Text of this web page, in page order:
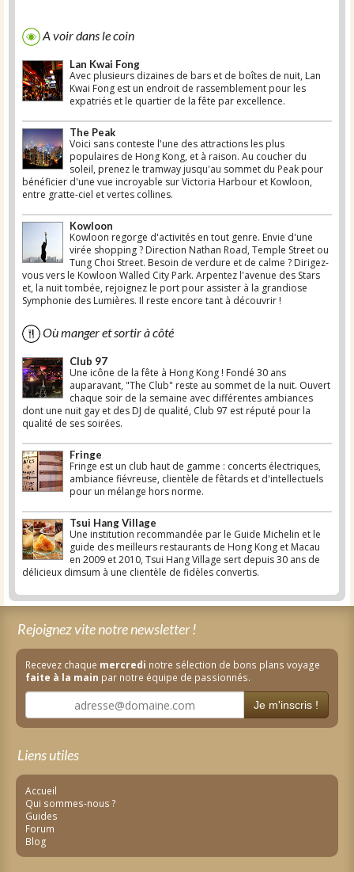
A voir dans le coin
Lan Kwai Fong
Avec plusieurs dizaines de bars et de boîtes de nuit, Lan
Kwai Fong est un endroit de rassemblement pour les
expatriés et le quartier de la fête par excellence.
The Peak
Voici sans conteste l'une des attractions les plus
populaires de Hong Kong, et à raison. Au coucher du
soleil, prenez le tramway jusqu'au sommet du Peak pour
bénéficier d'une vue incroyable sur Victoria Harbour et Kowloon,
entre gratte-ciel et vertes collines.
Kowloon
Kowloon regorge d'activités en tout genre. Envie d'une
virée shopping ? Direction Nathan Road, Temple Street ou
Tung Choi Street. Besoin de verdure et de calme ? Dirigez-
vous vers le Kowloon Walled City Park. Arpentez l'avenue des Stars
et, la nuit tombée, rejoignez le port pour assister à la grandiose
Symphonie des Lumières. Il reste encore tant à découvrir !
Où manger et sortir à côté
Club 97
Une icône de la fête à Hong Kong ! Fondé 30 ans
auparavant, "The Club" reste au sommet de la nuit. Ouvert
chaque soir de la semaine avec différentes ambiances
dont une nuit gay et des DJ de qualité, Club 97 est réputé pour la
qualité de ses soirées.
Fringe
Fringe est un club haut de gamme : concerts électriques,
ambiance fiévreuse, clientèle de fêtards et d'intellectuels
pour un mélange hors norme.
Tsui Hang Village
Une institution recommandée par le Guide Michelin et le
guide des meilleurs restaurants de Hong Kong et Macau
en 2009 et 2010, Tsui Hang Village sert depuis 30 ans de
délicieux dimsum à une clientèle de fidèles convertis.
Rejoignez vite notre newsletter !
Recevez chaque mercredi notre sélection de bons plans voyage
faite à la main par notre équipe de passionnés.
Je m'inscris !
Liens utiles
Accueil
Qui sommes-nous ?
Guides
Forum
Blog